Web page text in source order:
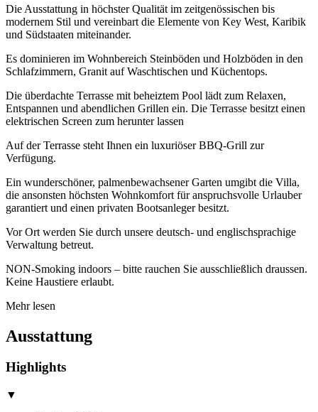
Die Ausstattung in höchster Qualität im zeitgenössischen bis
modernem Stil und vereinbart die Elemente von Key West, Karibik
und Südstaaten miteinander.
Es dominieren im Wohnbereich Steinböden und Holzböden in den
Schlafzimmern, Granit auf Waschtischen und Küchentops.
Die überdachte Terrasse mit beheiztem Pool lädt zum Relaxen,
Entspannen und abendlichen Grillen ein. Die Terrasse besitzt einen
elektrischen Screen zum herunter lassen
Auf der Terrasse steht Ihnen ein luxuriöser BBQ-Grill zur
Verfügung.
Ein wunderschöner, palmenbewachsener Garten umgibt die Villa,
die ansonsten höchsten Wohnkomfort für anspruchsvolle Urlauber
garantiert und einen privaten Bootsanleger besitzt.
Vor Ort werden Sie durch unsere deutsch- und englischsprachige
Verwaltung betreut.
NON-Smoking indoors – bitte rauchen Sie ausschließlich draussen.
Keine Haustiere erlaubt.
Mehr lesen
Ausstattung
Highlights
▼